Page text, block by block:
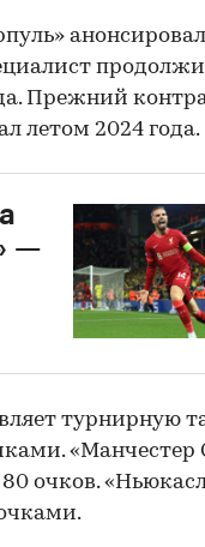
Прежний
летом 2024 года.
—
турнирную
«Манчестер
очков.